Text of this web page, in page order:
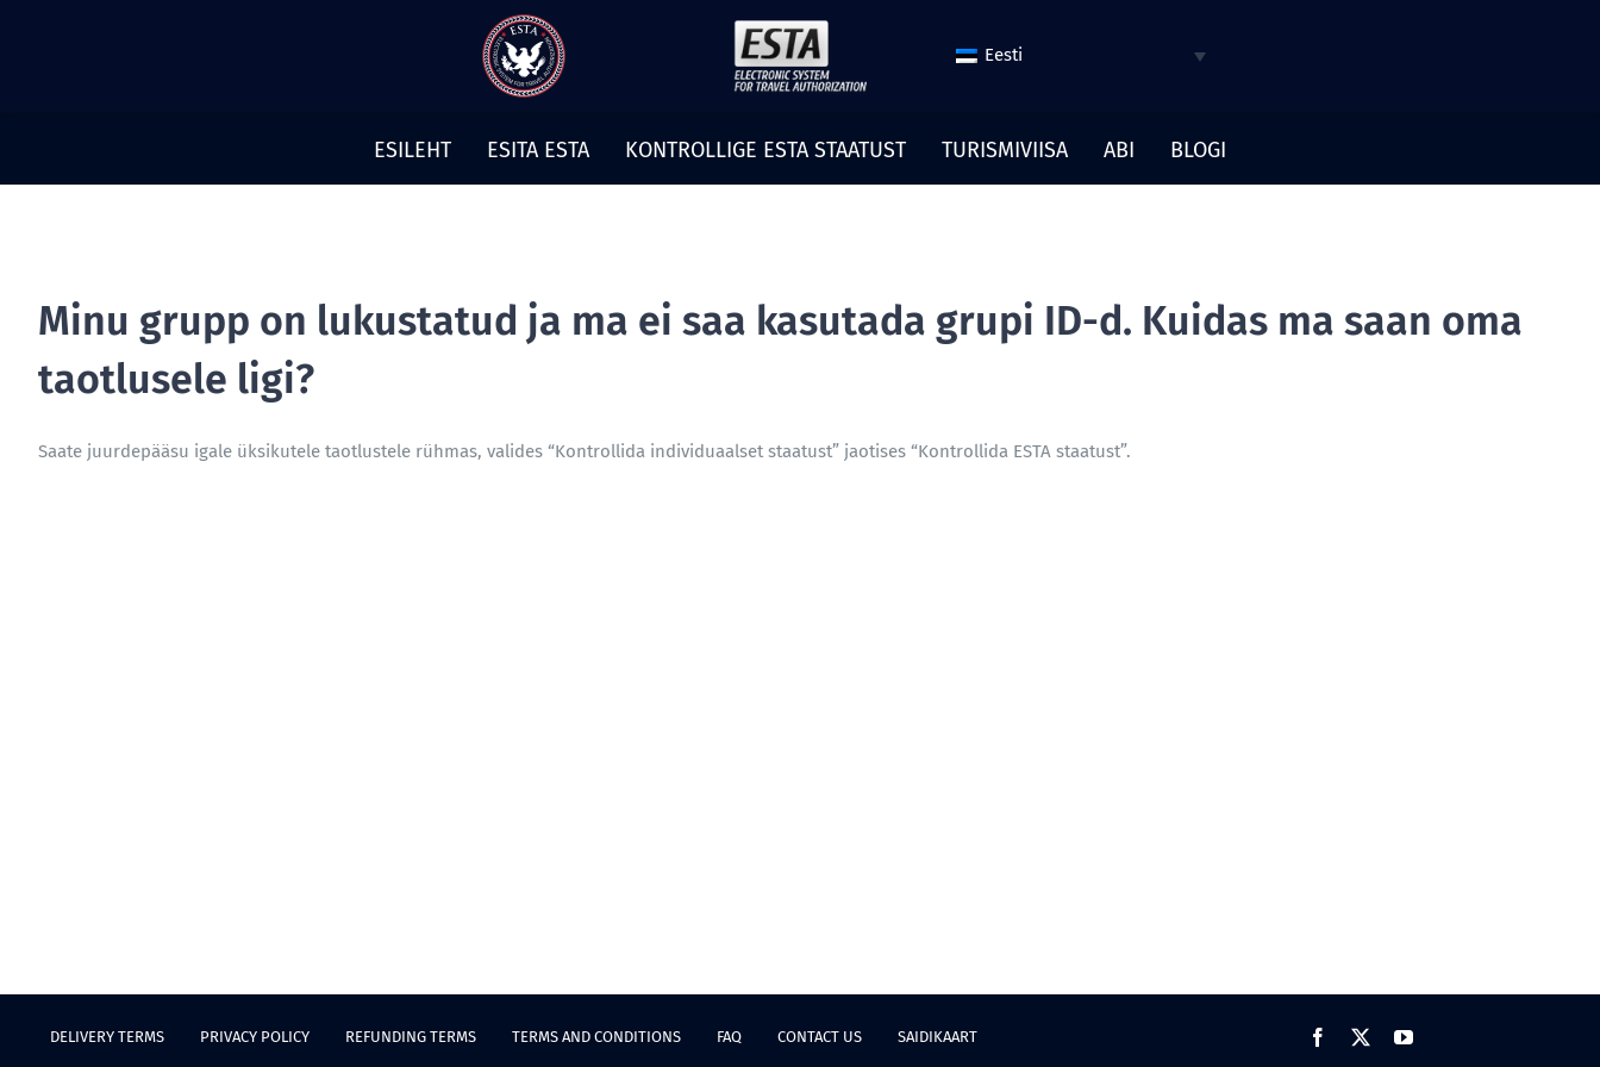
Eesti
ESILEHT ESITA ESTA KONTROLLIGE ESTA STAATUST TURISMIVIISA ABI BLOGI
Minu grupp on lukustatud ja ma ei saa kasutada grupi ID-d. Kuidas ma saan oma
taotlusele ligi?
Saate juurdepääsu igale üksikutele taotlustele rühmas, valides “Kontrollida individuaalset staatust” jaotises “Kontrollida ESTA staatust”.
DELIVERY TERMS PRIVACY POLICY REFUNDING TERMS TERMS AND CONDITIONS FAQ CONTACT US SAIDIKAART